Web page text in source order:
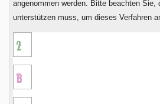
angenommen werden. Bitte beachten Sie,
unterstützen muss, um dieses Verfahren